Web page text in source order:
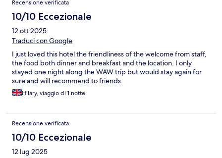
Recensione verificata
10/10 Eccezionale
12 ott 2025
Traduci con Google
I just loved this hotel the friendliness of the welcome from staff,
the food both dinner and breakfast and the location. I only
stayed one night along the WAW trip but would stay again for
sure and will recommend to friends.
Hilary, viaggio di 1 notte
Recensione verificata
10/10 Eccezionale
12 lug 2025